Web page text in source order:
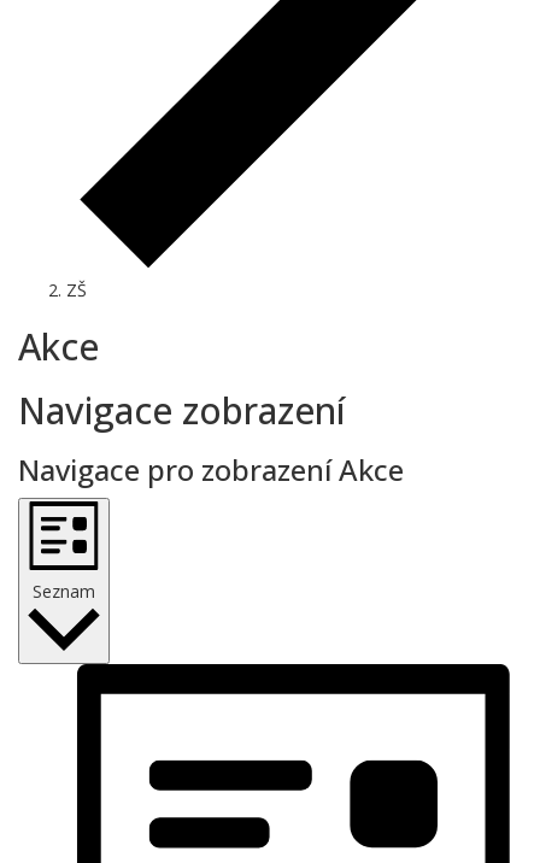
ZŠ
Akce
Navigace zobrazení
Navigace pro zobrazení Akce
Seznam